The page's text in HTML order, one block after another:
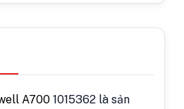
A700 1015362 là sản